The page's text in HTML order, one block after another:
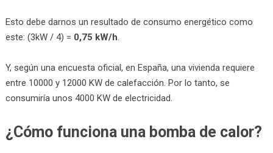
Esto debe darnos un resultado de consumo energético como
este: (3kW / 4) = 0,75 kW/h.
Y, según una encuesta oficial, en España, una vivienda requiere
entre 10000 y 12000 KW de calefacción. Por lo tanto, se
consumiría unos 4000 KW de electricidad.
¿Cómo funciona una bomba de calor?